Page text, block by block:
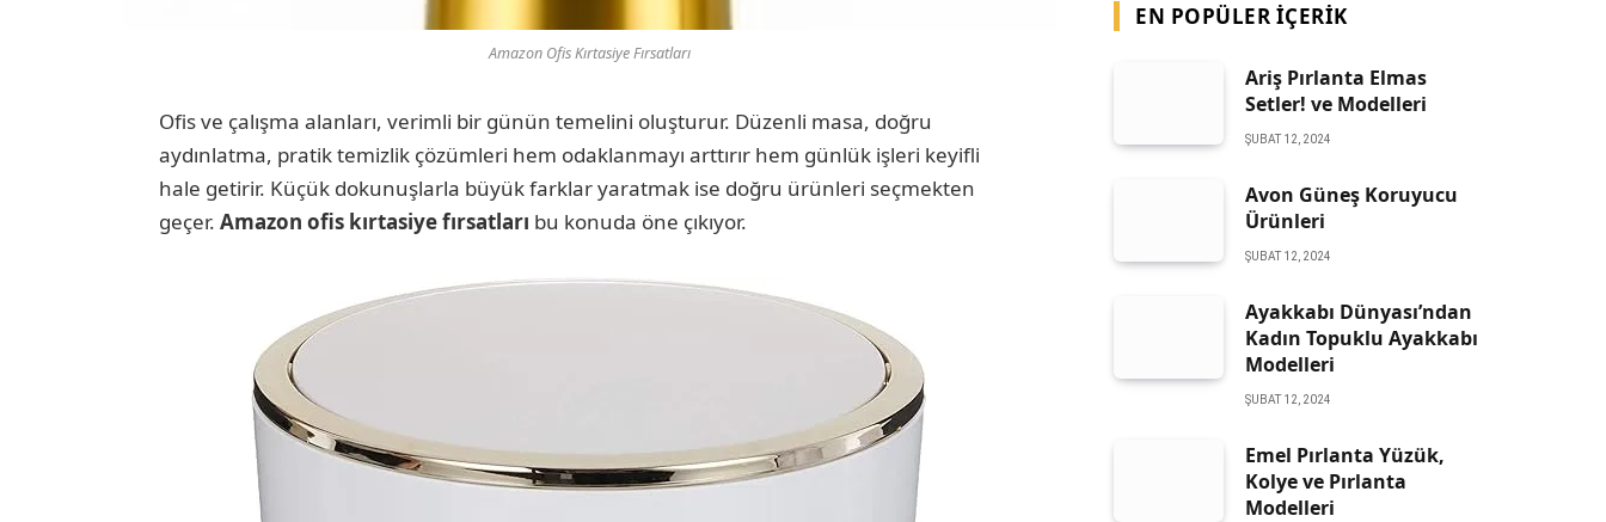
Amazon Ofis Kırtasiye Fırsatları
Ofis ve çalışma alanları, verimli bir günün temelini oluşturur. Düzenli masa, doğru
aydınlatma, pratik temizlik çözümleri hem odaklanmayı arttırır hem günlük işleri keyifli
hale getirir. Küçük dokunuşlarla büyük farklar yaratmak ise doğru ürünleri seçmekten
geçer. Amazon ofis kırtasiye fırsatları bu konuda öne çıkıyor.
EN POPÜLER İÇERIK
Ariş Pırlanta Elmas
Setler! ve Modelleri
ŞUBAT 12, 2024
Avon Güneş Koruyucu
Ürünleri
ŞUBAT 12, 2024
Ayakkabı Dünyası’ndan
Kadın Topuklu Ayakkabı
Modelleri
ŞUBAT 12, 2024
Emel Pırlanta Yüzük,
Kolye ve Pırlanta
Modelleri